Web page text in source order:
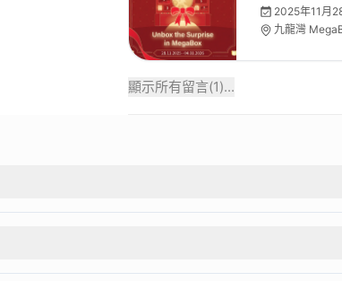
2025年11月
九龍灣
顯示所有留言(1)...